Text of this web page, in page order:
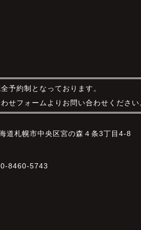
予約制となっております。
せフォームよりお問い合わせください
道札幌市中央区宮の森４条3丁目4-8
8460-5743